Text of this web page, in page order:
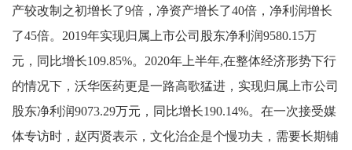
产较改制之初增长了9倍，净资产增长了40倍，净利润增长
了45倍。2019年实现归属上市公司股东净利润9580.15万
元，同比增长109.85%。2020年上半年,在整体经济形势下行
的情况下，沃华医药更是一路高歌猛进，实现归属上市公司
股东净利润9073.29万元，同比增长190.14%。在一次接受媒
体专访时，赵丙贤表示，文化治企是个慢功夫，需要长期铺